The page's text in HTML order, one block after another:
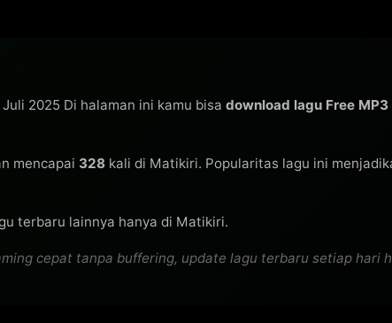
2025 Di halaman ini kamu bisa download lagu Free
mencapai 328 kali di Matikiri. Popularitas lagu ini
terbaru lainnya hanya di Matikiri.
cepat tanpa buffering, update lagu terbaru setiap hari